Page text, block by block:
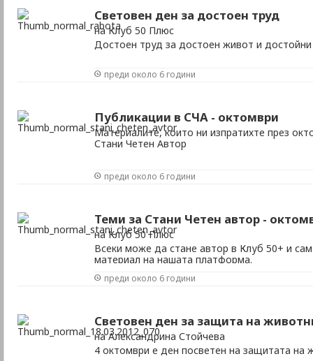
Световен ден за достоен труд
на Клуб 50 Плюс
Достоен труд за достоен живот и достойни
преди около 6 години
Публикации в СЧА - октомври
Материалите, които ни изпратихте през
Стани Четен Автор
преди около 6 години
Теми за Стани Четен автор -
на Клуб 50 Плюс
Всеки може да стане автор в Клуб 50+ и
материал на нашата платформа.
преди около 6 години
Световен ден за защита на
на Александрина Стойчева
4 октомври е ден посветен на защитата на